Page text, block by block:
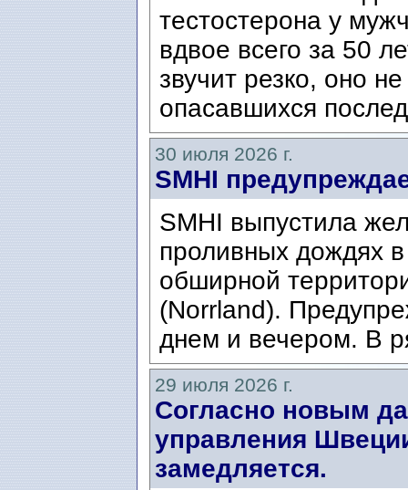
тестостерона у
вдвое всего за 50
звучит резко, оно
опасавшихся
30 июля 2026 г.
SMHI
SMHI выпустила
проливных дождях
обширной
(Norrland).
днем ​​и вечером. В
29 июля 2026 г.
Согласно новым
управления
замедляется.